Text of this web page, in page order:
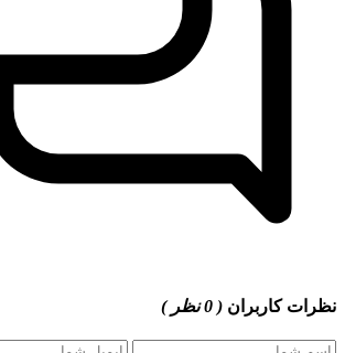
نظرات کاربران ( 0 نظر )